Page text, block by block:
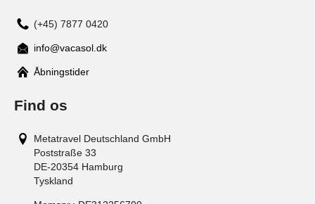
(+45) 7877 0420
info@vacasol.dk
Åbningstider
Find os
Metatravel Deutschland GmbH
Poststraße 33
DE-20354 Hamburg
Tyskland